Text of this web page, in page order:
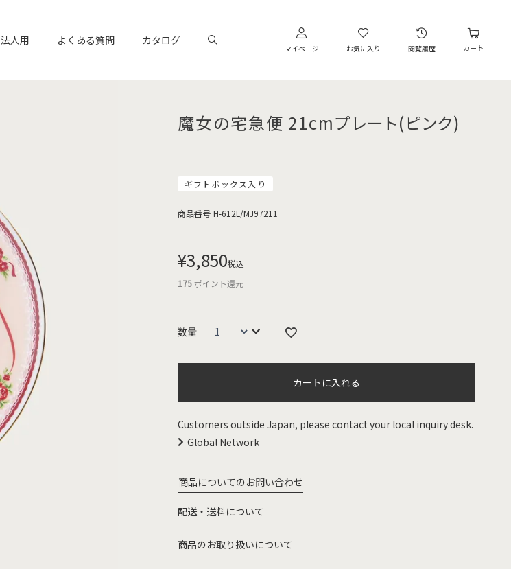
人用 よくある質問 カタログ
マイページ お気に入り 閲覧履歴 カート
魔女の宅急便 21cmプレート(ピンク)
ギフトボックス入り
商品番号 H-612L/MJ97211
¥3,850税込
175ポイント還元
カートに入れる
Customers outside Japan, please contact your local inquiry desk.
Global Network
商品についてのお問い合わせ
配送・送料について
商品のお取り扱いについて